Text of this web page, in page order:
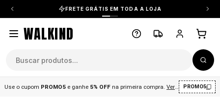
FRETE GRÁTIS EM TODA A LOJA
WALKIND
Use o cupom PROMO5 e ganhe 5% OFF na primeira compra Ver condições .
PROMO5